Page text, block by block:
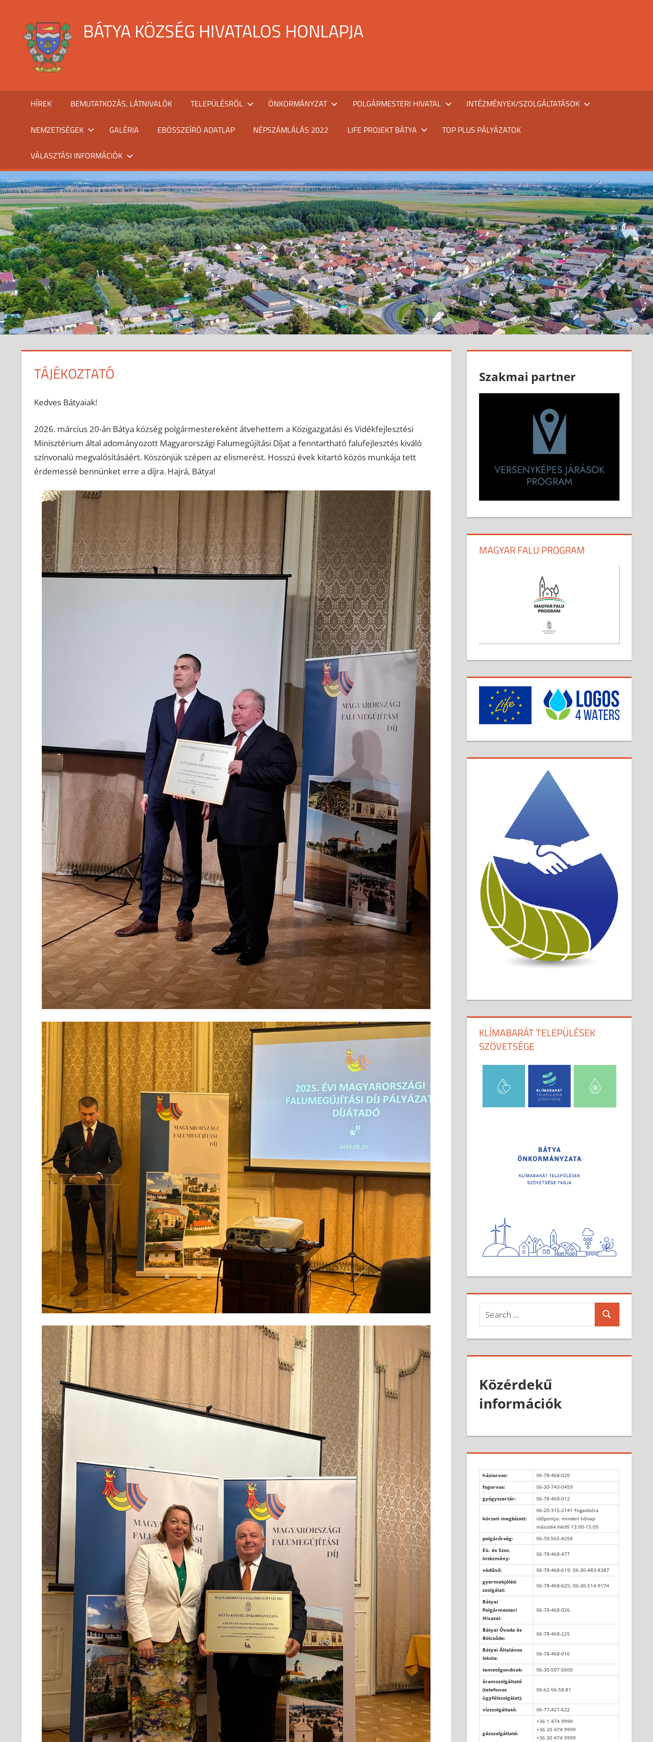
content
BÁTYA KÖZSÉG HIVATALOS HONLAPJA
HÍREK BEMUTATKOZÁS, LÁTNIVALÓK TELEPÜLÉSRŐL ÖNKORMÁNYZAT POLGÁRMESTERI HIVATAL INTÉZMÉNYEK/SZOLGÁLTATÁSOK
NEMZETISÉGEK GALÉRIA EBÖSSZEÍRÓ ADATLAP NÉPSZÁMLÁLÁS 2022 LIFE PROJEKT BÁTYA TOP PLUS PÁLYÁZATOK
VÁLASZTÁSI INFORMÁCIÓK
TÁJÉKOZTATÓ
Kedves Bátyaiak!
2026. március 20-án Bátya község polgármestereként átvehettem a Közigazgatási és Vidékfejlesztési
Minisztérium által adományozott Magyarországi Falumegújítási Díjat a fenntartható falufejlesztés kiváló
színvonalú megvalósításáért. Köszönjük szépen az elismerést. Hosszú évek kitartó közös munkája tett
érdemessé bennünket erre a díjra. Hajrá, Bátya!
Szakmai partner
MAGYAR FALU PROGRAM
KLÍMABARÁT TELEPÜLÉSEK
SZÖVETSÉGE
Search
for:
Search
Közérdekű
információk
háziorvos:
06-78-468-020
fogorvos:
06-30-743-0459
gyógyszertár:
06-78-468-012
körzeti megbízott:
06-20-315-2141 Fogadóóra
időpontja: minden hónap
második hétfő 13:00-15:00
polgárőrség:
06-70-565-4258
Eü. és Szoc.
Intézmény:
06-78-468-477
védőnő:
06-78-468-619; 06-30-483-8387
gyermekjóléti
szolgálat:
06-78-468-625; 06-30-514-9174
Bátyai
Polgármesteri
Hivatal:
06-78-468-026
Bátyai Óvoda és
Bölcsőde:
06-78-468-225
Bátyai Általános
Iskola:
06-78-468-016
temetőgondnok:
06-30-507-5600
áramszolgáltató
(telefonos
ügyfélszolgálat):
06-62-56-58-81
vízszolgáltató: 06-77-421-622
gázszolgáltató:
+36 1 474 9999
+36 20 474 9999
+36 30 474 9999